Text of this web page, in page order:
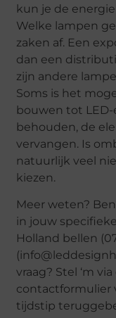
kun je de
Welke lampen
zaken af. Een
dan een
zijn andere
Soms is het
bouwen tot
behouden, de
vervangen. Is
natuurlijk veel
kiezen.
Meer weten?
in jouw
Holland bellen
vraag? Stel ‘m
contactformulier
tijdstip